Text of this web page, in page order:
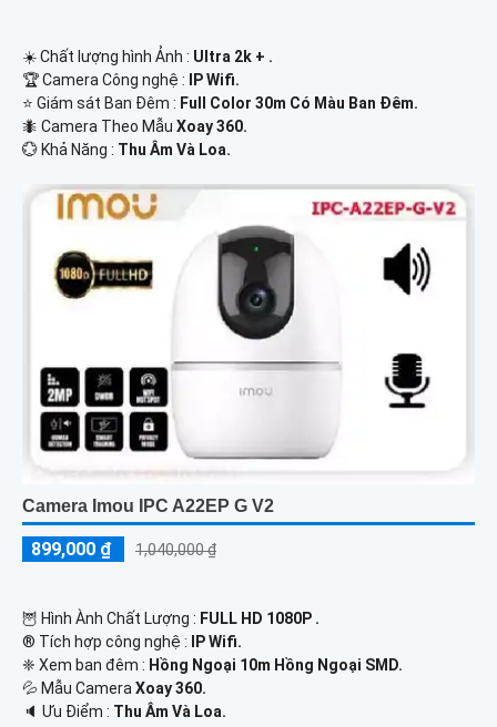
☀️ Chất lượng hình Ảnh : Ultra 2k + .
🏆 Camera Công nghệ :
IP Wifi.
⭐ Giám sát Ban Đêm : Full Color 30m Có Màu Ban Ðêm.
🐜 Camera Theo Mẫu Xoay 360.
️💮 Khả Năng : Thu Âm Và Loa.
Camera Imou IPC A22EP G V2
899,000 ₫ 1,040,000 ₫
🦉 Hình Ành Chất Lượng : FULL HD 1080P .
®️ Tích hợp công nghệ :
IP Wifi.
❈ Xem ban đêm : Hồng Ngoại 10m Hồng Ngoại SMD.
💦 Mẫu CameraXoay 360.
️🔈 Ưu Điểm : Thu Âm Và Loa.